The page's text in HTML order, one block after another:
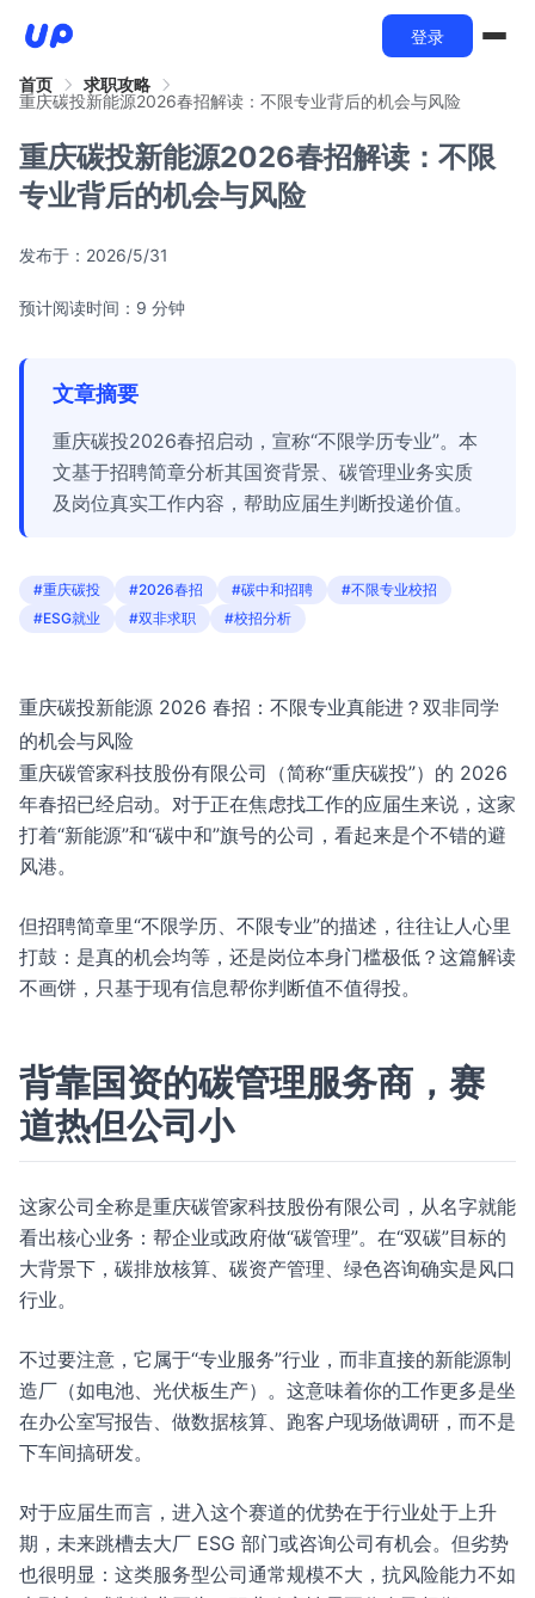
登录
首页
求职攻略
重庆碳投新能源2026春招解读：不限专业背后的机会与风险
重庆碳投新能源2026春招解读：不限
专业背后的机会与风险
发布于： 2026/5/31
预计阅读时间：9 分钟
文章摘要
重庆碳投2026春招启动，宣称“不限学历专业”。本
文基于招聘简章分析其国资背景、碳管理业务实质
及岗位真实工作内容，帮助应届生判断投递价值。
#重庆碳投 #2026春招 #碳中和招聘
#不限专业校招
#ESG就业
#双非求职 #校招分析
重庆碳投新能源 2026 春招：不限专业真能进？双非同学
的机会与风险
重庆碳管家科技股份有限公司（简称“重庆碳投”）的 2026
年春招已经启动。对于正在焦虑找工作的应届生来说，这家
打着“新能源”和“碳中和”旗号的公司，看起来是个不错的避
风港。
但招聘简章里“不限学历、不限专业”的描述，往往让人心里
打鼓：是真的机会均等，还是岗位本身门槛极低？这篇解读
不画饼，只基于现有信息帮你判断值不值得投。
背靠国资的碳管理服务商，赛
道热但公司小
这家公司全称是重庆碳管家科技股份有限公司，从名字就能
看出核心业务：帮企业或政府做“碳管理”。在“双碳”目标的
大背景下，碳排放核算、碳资产管理、绿色咨询确实是风口
行业。
不过要注意，它属于“专业服务”行业，而非直接的新能源制
造厂（如电池、光伏板生产）。这意味着你的工作更多是坐
在办公室写报告、做数据核算、跑客户现场做调研，而不是
下车间搞研发。
对于应届生而言，进入这个赛道的优势在于行业处于上升
期，未来跳槽去大厂 ESG 部门或咨询公司有机会。但劣势
也很明显：这类服务型公司通常规模不大，抗风险能力不如